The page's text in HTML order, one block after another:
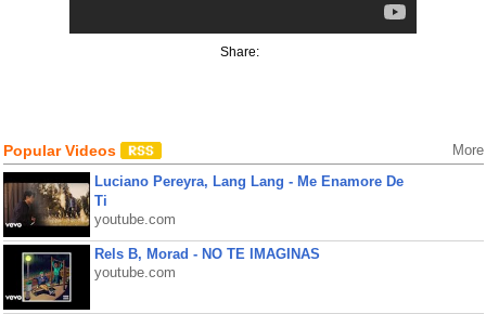
Share:
Popular Videos More
Luciano Pereyra, Lang Lang - Me Enamore De
Ti
youtube.com
Rels B, Morad - NO TE IMAGINAS
youtube.com